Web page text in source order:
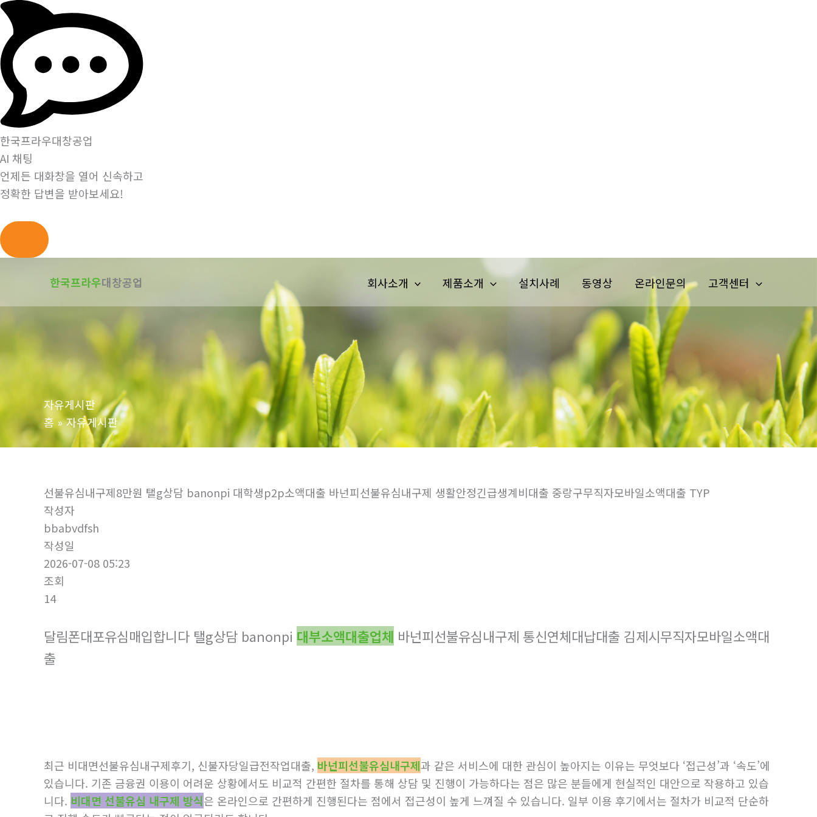
한국프라우대창공업
AI 채팅
언제든 대화창을 열어 신속하고
정확한 답변을 받아보세요!
너
한국프라우대창공업 회사소개 제품소개 설치사례 동영상 온라인문의 고객센터
자유게시판
홈
자유게시판
선불유심내구제8만원 탤g상담 banonpi 대학생p2p소액대출 바넌피선불유심내구제 생활안정긴급생계비대출 중랑구무직자모바일소액대출 TYP
작성자
bbabvdfsh
작성일
2026-07-08 05:23
조회
14
달림폰대포유심매입합니다 탤g상담 banonpi 대부소액대출업체 바넌피선불유심내구제 통신연체대납대출 김제시무직자모바일소액대
출
최근 비대면선불유심내구제후기, 신불자당일급전작업대출, 바넌피선불유심내구제과 같은 서비스에 대한 관심이 높아지는 이유는 무엇보다 ‘접근성’과 ‘속도’에
있습니다. 기존 금융권 이용이 어려운 상황에서도 비교적 간편한 절차를 통해 상담 및 진행이 가능하다는 점은 많은 분들에게 현실적인 대안으로 작용하고 있습
니다. 비대면 선불유심 내구제 방식은 온라인으로 간편하게 진행된다는 점에서 접근성이 높게 느껴질 수 있습니다. 일부 이용 후기에서는 절차가 비교적 단순하